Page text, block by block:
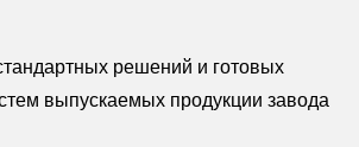
решений и готовых
выпускаемых продукции завода